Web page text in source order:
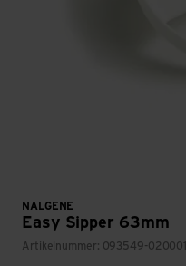
NALGENE
Easy Sipper 63mm
Artikelnummer: 093549-020001